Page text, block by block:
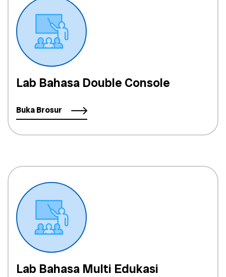
Lab Bahasa Double Console
Buka Brosur
Lab Bahasa Multi Edukasi